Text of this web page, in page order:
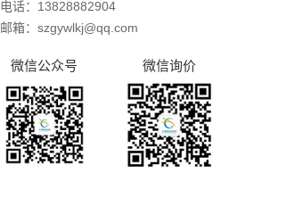
电话：13828882904
邮箱：szgywlkj@qq.com
微信公众号 微信询价